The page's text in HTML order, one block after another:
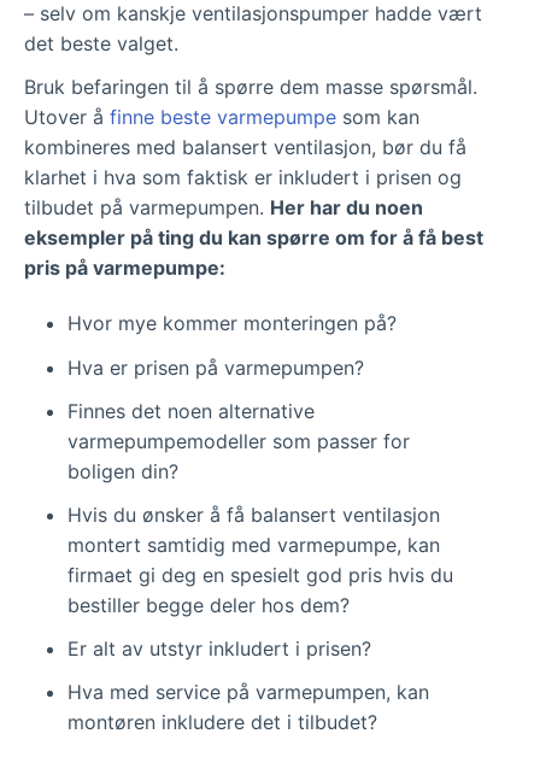
– selv om kanskje ventilasjonspumper hadde vært
det beste valget.
Bruk befaringen til å spørre dem masse spørsmål.
Utover å finne beste varmepumpe som kan
kombineres med balansert ventilasjon, bør du få
klarhet i hva som faktisk er inkludert i prisen og
tilbudet på varmepumpen. Her har du noen
eksempler på ting du kan spørre om for å få best
pris på varmepumpe:
Hvor mye kommer monteringen på?
Hva er prisen på varmepumpen?
Finnes det noen alternative
varmepumpemodeller som passer for
boligen din?
Hvis du ønsker å få balansert ventilasjon
montert samtidig med varmepumpe, kan
firmaet gi deg en spesielt god pris hvis du
bestiller begge deler hos dem?
Er alt av utstyr inkludert i prisen?
Hva med service på varmepumpen, kan
montøren inkludere det i tilbudet?